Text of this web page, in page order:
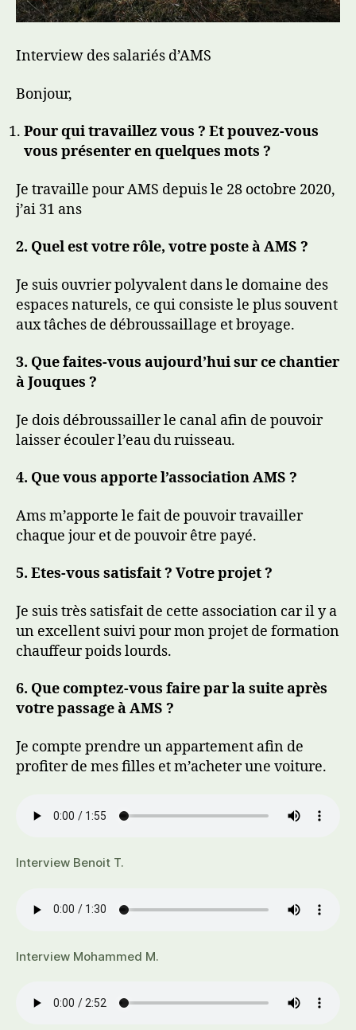
Interview des salariés d’AMS
Bonjour,
Pour qui travaillez vous ? Et pouvez-vous
vous présenter en quelques mots ?
Je travaille pour AMS depuis le 28 octobre 2020,
j’ai 31 ans
2. Quel est votre rôle, votre poste à AMS ?
Je suis ouvrier polyvalent dans le domaine des
espaces naturels, ce qui consiste le plus souvent
aux tâches de débroussaillage et broyage.
3. Que faites-vous aujourd’hui sur ce chantier
à Jouques ?
Je dois débroussailler le canal afin de pouvoir
laisser écouler l’eau du ruisseau.
4. Que vous apporte l’association AMS ?
Ams m’apporte le fait de pouvoir travailler
chaque jour et de pouvoir être payé.
5. Etes-vous satisfait ? Votre projet ?
Je suis très satisfait de cette association car il y a
un excellent suivi pour mon projet de formation
chauffeur poids lourds.
6. Que comptez-vous faire par la suite après
votre passage à AMS ?
Je compte prendre un appartement afin de
profiter de mes filles et m’acheter une voiture.
Interview Benoit T.
Interview Mohammed M.